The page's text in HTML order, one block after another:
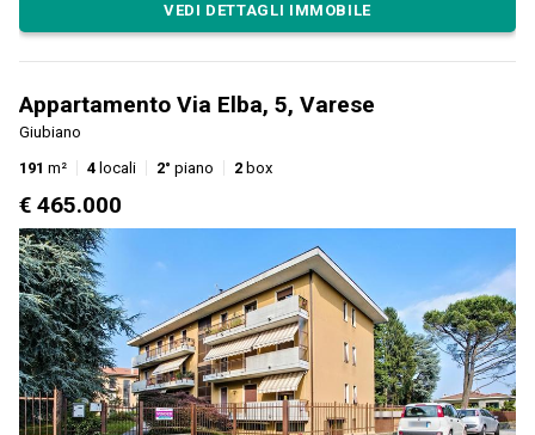
VEDI DETTAGLI IMMOBILE
Appartamento Via Elba, 5, Varese
Giubiano
191 m² 4 locali 2° piano 2 box
€ 465.000